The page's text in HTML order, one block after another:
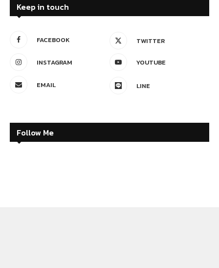
Keep in touch
FACEBOOK TWITTER
INSTAGRAM YOUTUBE
EMAIL LINE
Follow Me